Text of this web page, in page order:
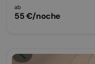
ab
55 €/noche
Glamping